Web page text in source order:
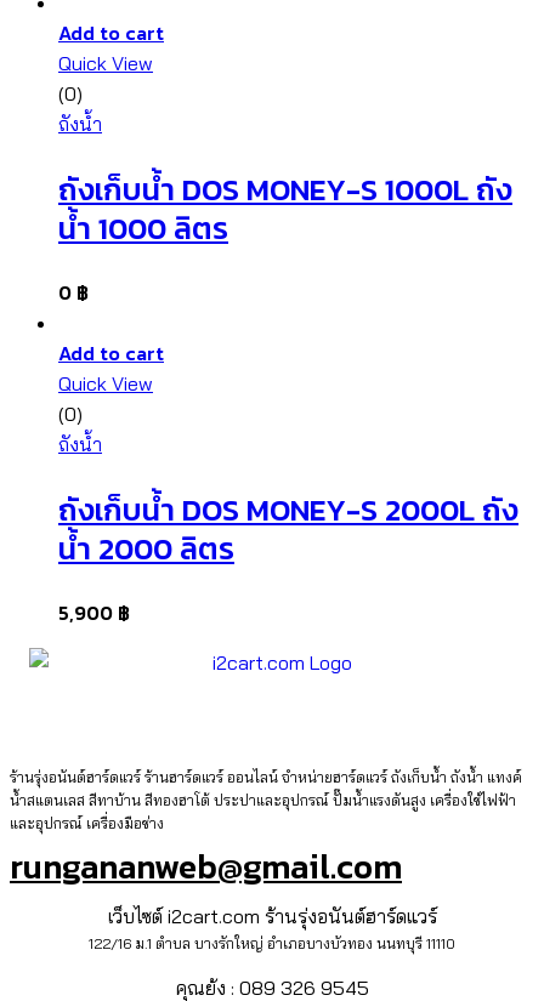
Add to cart
Quick View
(0)
ถังน้ำ
ถังเก็บน้ำ DOS MONEY-S 1000L ถัง
น้ำ 1000 ลิตร
0 ฿
Add to cart
Quick View
(0)
ถังน้ำ
ถังเก็บน้ำ DOS MONEY-S 2000L ถัง
น้ำ 2000 ลิตร
5,900 ฿
ร้านรุ่งอนันต์ฮาร์ดแวร์ ร้านฮาร์ดแวร์ ออนไลน์ จำหน่ายฮาร์ดแวร์ ถังเก็บน้ำ ถังน้ำ แทงค์
น้ำสแตนเลส สีทาบ้าน สีทองฮาโต้ ประปาและอุปกรณ์ ปั๊มน้ำแรงดันสูง เครื่องใช้ไฟฟ้า
และอุปกรณ์ เครื่องมือช่าง
rungananweb@gmail.com
เว็บไซต์ i2cart.com ร้านรุ่งอนันต์ฮาร์ดแวร์
122/16 ม.1 ตำบล บางรักใหญ่ อำเภอบางบัวทอง นนทบุรี 11110
คุณย้ง : 089 326 9545